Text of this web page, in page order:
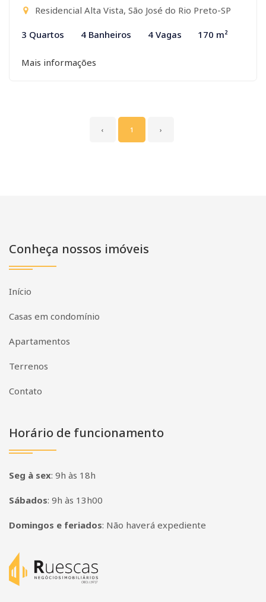
Residencial Alta Vista, São José do Rio Preto-SP
3 Quartos 4 Banheiros 4 Vagas 170 m²
Mais informações
‹ 1 ›
Conheça nossos imóveis
Início
Casas em condomínio
Apartamentos
Terrenos
Contato
Horário de funcionamento
Seg à sex: 9h às 18h
Sábados: 9h às 13h00
Domingos e feriados: Não haverá expediente
Página inicial